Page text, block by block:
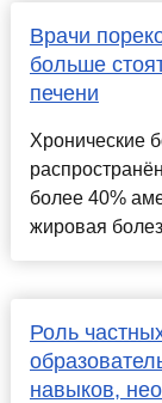
Врачи
больше
печени
Хронические
более 40%
жировая
Роль
навыков,